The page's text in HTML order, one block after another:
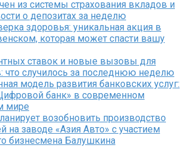
из системы страхования вкладов и
о депозитах за неделю
здоровья: уникальная акция в
которая может спасти вашу
ставок и новые вызовы для
что случилось за последнюю неделю
модель развития банковских услуг:
банк» в современном
мире
возобновить производство
на заводе «Азия Авто» с участием
бизнесмена Балушкина